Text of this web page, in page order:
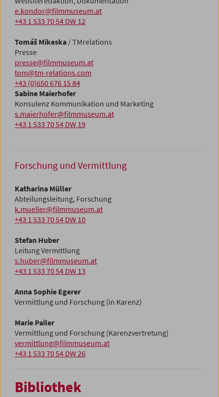
e.kondor@filmmuseum.at
+43 1 533 70 54 DW 12
Tomáš Mikeska / TMrelations
Presse
presse@filmmuseum.at
tom@tm-relations.com
+43 (0)650 676 15 84
Sabine Maierhofer
Konsulenz Kommunikation und Marketing
s.maierhofer@filmmuseum.at
+43 1 533 70 54 DW 19
Forschung und Vermittlung
Katharina Müller
Abteilungsleitung, Forschung
k.mueller@filmmuseum.at
+43 1 533 70 54 DW 10
Stefan Huber
Leitung Vermittlung
s.huber@filmmuseum.at
+43 1 533 70 54 DW 13
Anna Sophie Egerer
Vermittlung und Forschung (in Karenz)
Marie Pailer
Vermittlung und Forschung (Karenzvertretung)
vermittlung@filmmuseum.at
+43 1 533 70 54 DW 26
Bibliothek